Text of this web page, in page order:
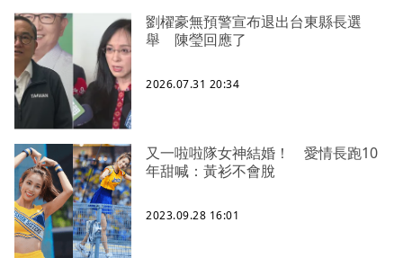
劉櫂豪無預警宣布退出台東縣長選
舉 陳瑩回應了
2026.07.31 20:34
又一啦啦隊女神結婚！ 愛情長跑10
年甜喊：黃衫不會脫
2023.09.28 16:01